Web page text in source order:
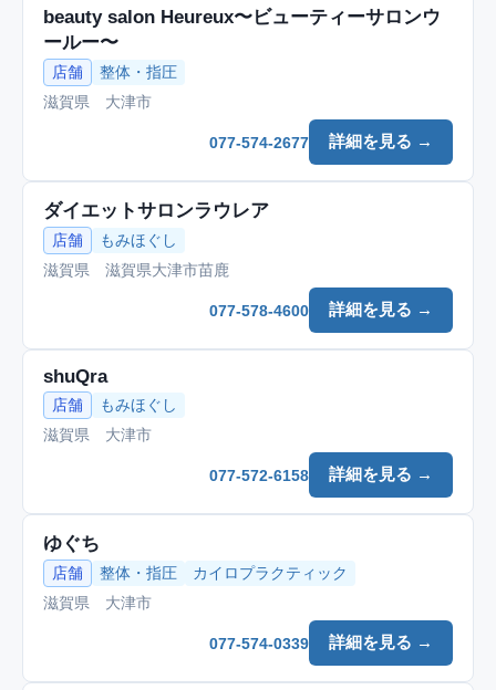
beauty salon Heureux〜ビューティーサロンウ
ールー〜
店舗
整体・指圧
滋賀県 大津市
詳細を見る →
077-574-2677
ダイエットサロンラウレア
店舗
もみほぐし
滋賀県 滋賀県大津市苗鹿
詳細を見る →
077-578-4600
shuQra
店舗
もみほぐし
滋賀県 大津市
詳細を見る →
077-572-6158
ゆぐち
店舗 整体・指圧
カイロプラクティック
滋賀県 大津市
詳細を見る →
077-574-0339